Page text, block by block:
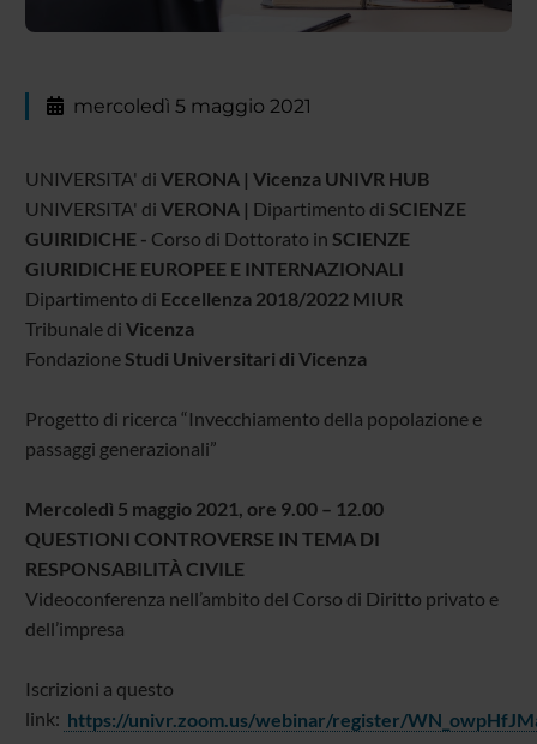
mercoledì 5 maggio 2021
UNIVERSITA' di VERONA | Vicenza UNIVR HUB
UNIVERSITA' di VERONA | Dipartimento di SCIENZE
GUIRIDICHE - Corso di Dottorato in SCIENZE
GIURIDICHE EUROPEE E INTERNAZIONALI
Dipartimento di Eccellenza 2018/2022 MIUR
Tribunale di Vicenza
FondazioneStudi Universitari di Vicenza
Progetto di ricerca “Invecchiamento della popolazione e
passaggi generazionali”
Mercoledì 5 maggio 2021, ore 9.00 – 12.00
QUESTIONI CONTROVERSE IN TEMA DI
RESPONSABILITÀ CIVILE
Videoconferenza nell’ambito del Corso di Diritto privato e
dell’impresa
Iscrizioni a questo
link: https://univr.zoom.us/webinar/register/